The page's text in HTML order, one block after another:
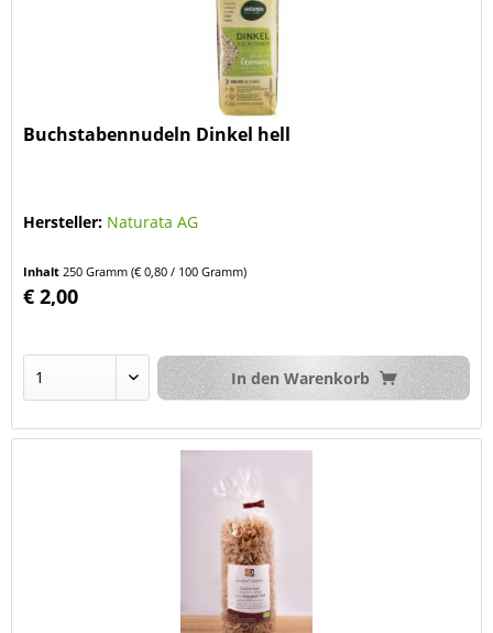
Buchstabennudeln Dinkel hell
Hersteller: Naturata AG
Inhalt 250 Gramm(€ 0,80 / 100 Gramm)
€ 2,00
In den Warenkorb